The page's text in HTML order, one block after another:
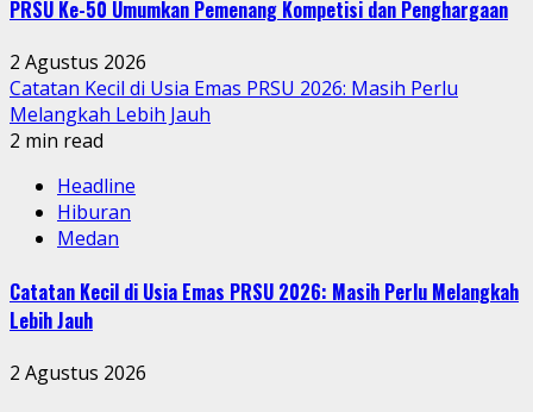
PRSU Ke-50 Umumkan Pemenang Kompetisi dan Penghargaan
2 Agustus 2026
Catatan Kecil di Usia Emas PRSU 2026: Masih Perlu
Melangkah Lebih Jauh
2 min read
Headline
Hiburan
Medan
Catatan Kecil di Usia Emas PRSU 2026: Masih Perlu Melangkah
Lebih Jauh
2 Agustus 2026